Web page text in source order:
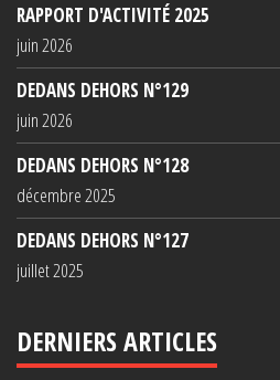
RAPPORT D'ACTIVITÉ 2025
juin 2026
DEDANS DEHORS N°129
juin 2026
DEDANS DEHORS N°128
décembre 2025
DEDANS DEHORS N°127
juillet 2025
DERNIERS ARTICLES